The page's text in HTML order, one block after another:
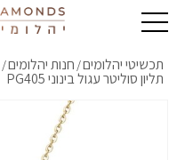
תכשיטי יהלומים/ חנות יהלומים/
תליון סוליטר עגול בינוני PG405